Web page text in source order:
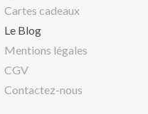
Cartes cadeaux
Le Blog
Mentions légales
CGV
Contactez-nous